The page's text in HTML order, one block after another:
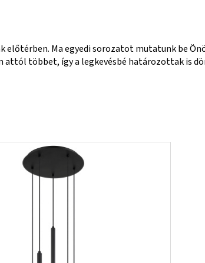
előtérben. Ma egyedi sorozatot mutatunk be
attól többet, így a legkevésbé határozottak is